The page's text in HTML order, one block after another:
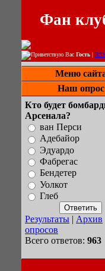
Фан
Приветствую Вас Гость | RSS
Меню
Наш опрос
Кто будет
Арсенала?
ван Перси
Адебайор
Эдуардо
Фабрегас
Бендетер
Уолкот
Глеб
Результаты | Архив
опросов
Всего ответов: 963